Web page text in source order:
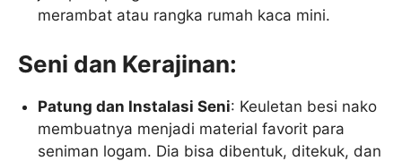
merambat atau rangka rumah kaca mini.
Seni dan Kerajinan:
Patung dan Instalasi Seni: Keuletan besi nako
membuatnya menjadi material favorit para
seniman logam. Dia bisa dibentuk, ditekuk, dan